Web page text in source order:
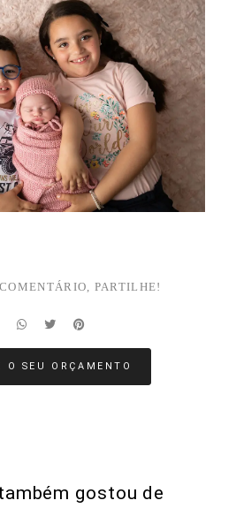
PARTILHE!
O SEU ORÇAMENTO
gostou de